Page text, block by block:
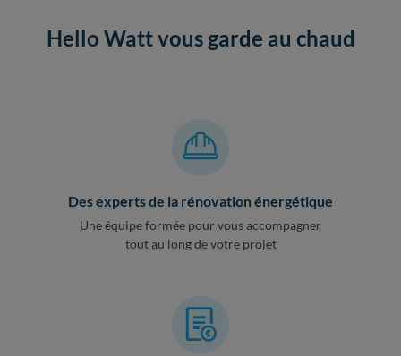
Hello Watt vous garde au chaud
Des experts de la rénovation énergétique
Une équipe formée pour vous accompagner
tout au long de votre projet